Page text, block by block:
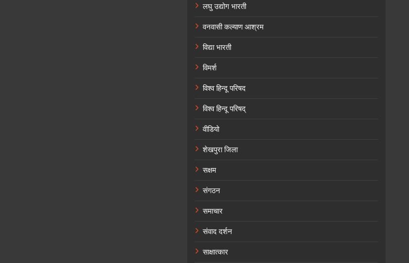
लघु उद्योग भारती
वनवासी कल्याण आश्रम
विद्या भारती
विमर्श
विश्व हिन्दू परिषद
विश्व हिन्दू परिषद्
वीडियो
शेखपुरा जिला
सक्षम
संगठन
समाचार
संवाद दर्शन
साक्षात्कार